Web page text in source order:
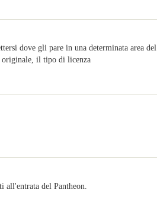
dove gli pare in una determinata area del
originale, il tipo di licenza
all'entrata del Pantheon.